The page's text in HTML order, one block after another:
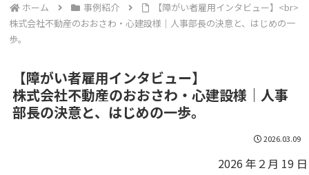
ホーム 事例紹介
【障がい者雇用インタビュー】<br>
株式会社不動産のおおさわ・心建設様｜人事部長の決意と、はじめの一
歩。
【障がい者雇用インタビュー】
株式会社不動産のおおさわ・心建設様｜人事
部長の決意と、はじめの一歩。
2026.03.09
2026 年２月 19 日